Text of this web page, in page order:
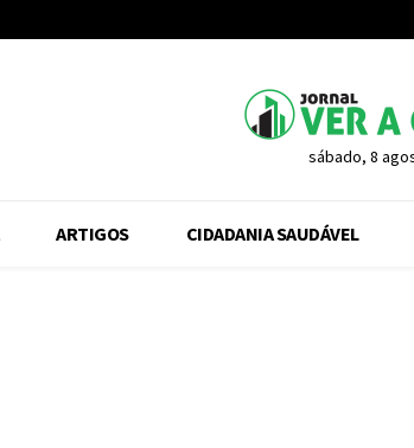
sábado, 8
ARTIGOS CIDADANIA SAUDÁVEL